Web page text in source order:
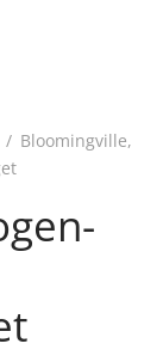
/ Bloomingville,